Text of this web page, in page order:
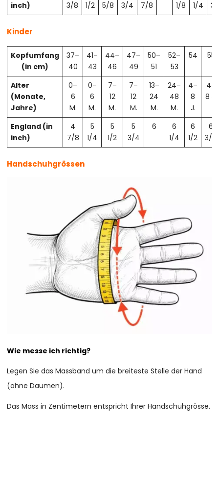
inch)
3/8
1/2
5/8
3/4
7/8
1/8
1/4
Kinder
Kopfumfang
(in cm)
37–
40
41–
43
44–
46
47–
49
50–
51
52–
53
54 55
Alter
(Monate,
Jahre)
0–
6
M.
0–
6
M.
7–
12
M.
7–
12
M.
13–
24
M.
24–
48
M.
4–
8
J.
4–
8 J.
England (in
inch)
4
7/8
5
1/4
5
1/2
5
3/4
6
6
1/4
6
1/2
6
3/4
Handschuhgrössen
Wie messe ich richtig?
Legen Sie das Massband um die breiteste Stelle der Hand
(ohne Daumen).
Das Mass in Zentimetern entspricht Ihrer Handschuhgrösse.